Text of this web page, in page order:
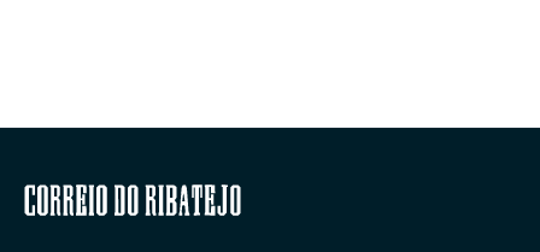
Correio do Ribatejo